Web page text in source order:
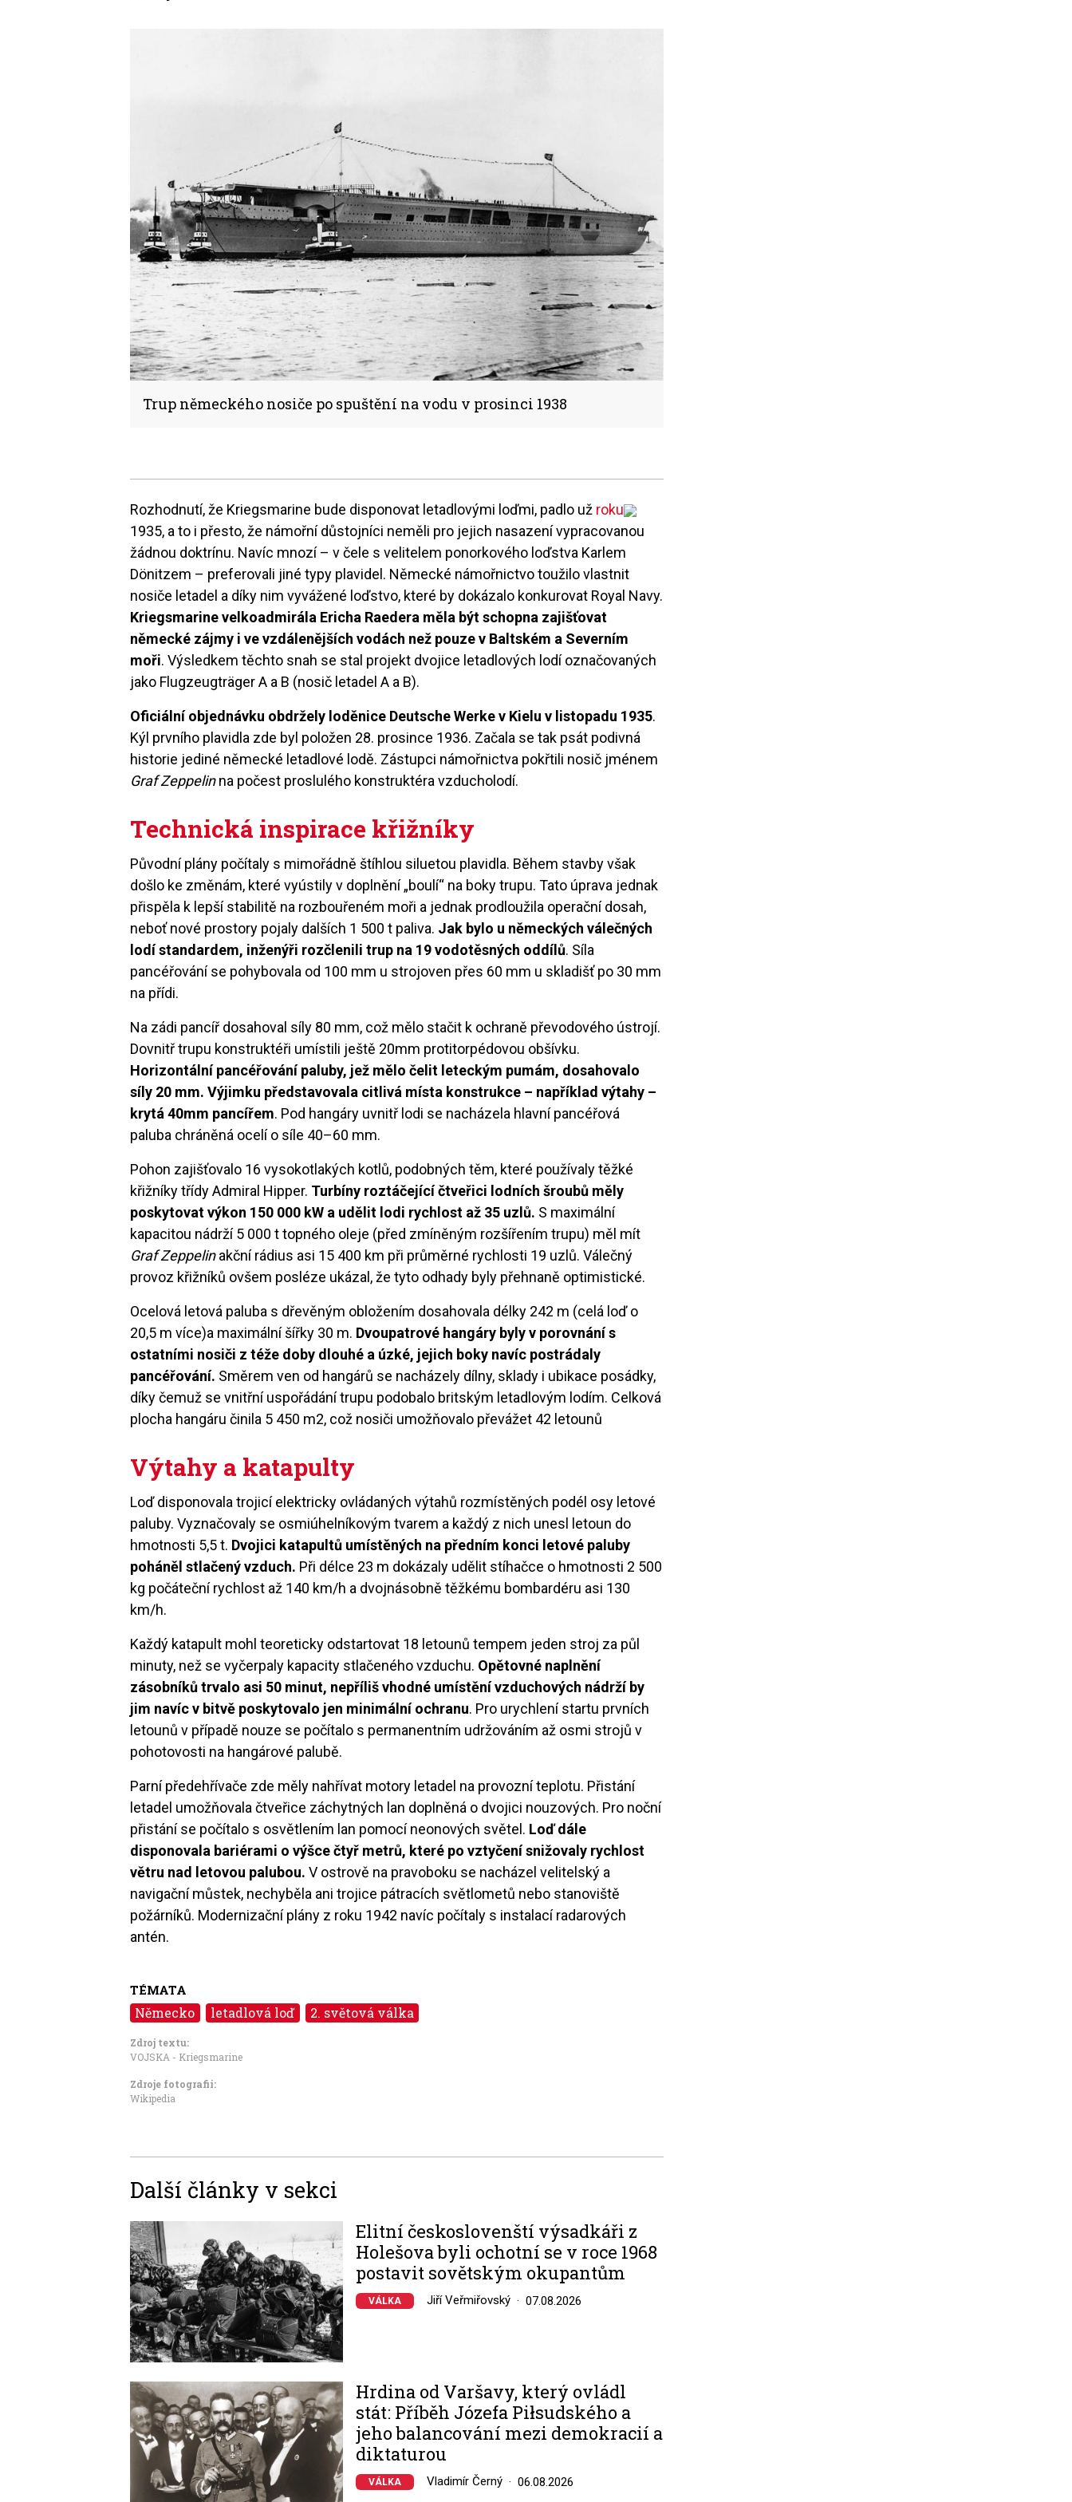
Trup německého nosiče po spuštění na vodu v prosinci 1938
Rozhodnutí, že Kriegsmarine bude disponovat letadlovými loďmi, padlo už roku
1935, a to i přesto, že námořní důstojníci neměli pro jejich nasazení vypracovanou
žádnou doktrínu. Navíc mnozí – v čele s velitelem ponorkového loďstva Karlem
Dönitzem – preferovali jiné typy plavidel. Německé námořnictvo toužilo vlastnit
nosiče letadel a díky nim vyvážené loďstvo, které by dokázalo konkurovat Royal Navy.
Kriegsmarine velkoadmirála Ericha Raedera měla být schopna zajišťovat
německé zájmy i ve vzdálenějších vodách než pouze v Baltském a Severním
moři. Výsledkem těchto snah se stal projekt dvojice letadlových lodí označovaných
jako Flugzeugträger A a B (nosič letadel A a B).
Oficiální objednávku obdržely loděnice Deutsche Werke v Kielu v listopadu 1935.
Kýl prvního plavidla zde byl položen 28. prosince 1936. Začala se tak psát podivná
historie jediné německé letadlové lodě. Zástupci námořnictva pokřtili nosič jménem
Graf Zeppelinna počest proslulého konstruktéra vzducholodí.
Technická inspirace křižníky
Původní plány počítaly s mimořádně štíhlou siluetou plavidla. Během stavby však
došlo ke změnám, které vyústily v doplnění „boulí“ na boky trupu. Tato úprava jednak
přispěla k lepší stabilitě na rozbouřeném moři a jednak prodloužila operační dosah,
neboť nové prostory pojaly dalších 1 500 t paliva. Jak bylo u německých válečných
lodí standardem, inženýři rozčlenili trup na 19 vodotěsných oddílů. Síla
pancéřování se pohybovala od 100 mm u strojoven přes 60 mm u skladišť po 30 mm
na přídi.
Na zádi pancíř dosahoval síly 80 mm, což mělo stačit k ochraně převodového ústrojí.
Dovnitř trupu konstruktéři umístili ještě 20mm protitorpédovou obšívku.
Horizontální pancéřování paluby, jež mělo čelit leteckým pumám, dosahovalo
síly 20 mm. Výjimku představovala citlivá místa konstrukce – například výtahy –
krytá 40mm pancířem. Pod hangáry uvnitř lodi se nacházela hlavní pancéřová
paluba chráněná ocelí o síle 40–60 mm.
Pohon zajišťovalo 16 vysokotlakých kotlů, podobných těm, které používaly těžké
křižníky třídy Admiral Hipper. Turbíny roztáčející čtveřici lodních šroubů měly
poskytovat výkon 150 000 kW a udělit lodi rychlost až 35 uzlů. S maximální
kapacitou nádrží 5 000 t topného oleje (před zmíněným rozšířením trupu) měl mít
Graf Zeppelinakční rádius asi 15 400 km při průměrné rychlosti 19 uzlů. Válečný
provoz křižníků ovšem posléze ukázal, že tyto odhady byly přehnaně optimistické.
Ocelová letová paluba s dřevěným obložením dosahovala délky 242 m (celá loď o
20,5 m více)a maximální šířky 30 m. Dvoupatrové hangáry byly v porovnání s
ostatními nosiči z téže doby dlouhé a úzké, jejich boky navíc postrádaly
pancéřování. Směrem ven od hangárů se nacházely dílny, sklady i ubikace posádky,
díky čemuž se vnitřní uspořádání trupu podobalo britským letadlovým lodím. Celková
plocha hangáru činila 5 450 m2, což nosiči umožňovalo převážet 42 letounů
Výtahy a katapulty
Loď disponovala trojicí elektricky ovládaných výtahů rozmístěných podél osy letové
paluby. Vyznačovaly se osmiúhelníkovým tvarem a každý z nich unesl letoun do
hmotnosti 5,5 t. Dvojici katapultů umístěných na předním konci letové paluby
poháněl stlačený vzduch. Při délce 23 m dokázaly udělit stíhačce o hmotnosti 2 500
kg počáteční rychlost až 140 km/h a dvojnásobně těžkému bombardéru asi 130
km/h.
Každý katapult mohl teoreticky odstartovat 18 letounů tempem jeden stroj za půl
minuty, než se vyčerpaly kapacity stlačeného vzduchu. Opětovné naplnění
zásobníků trvalo asi 50 minut, nepříliš vhodné umístění vzduchových nádrží by
jim navíc v bitvě poskytovalo jen minimální ochranu. Pro urychlení startu prvních
letounů v případě nouze se počítalo s permanentním udržováním až osmi strojů v
pohotovosti na hangárové palubě.
Parní předehřívače zde měly nahřívat motory letadel na provozní teplotu. Přistání
letadel umožňovala čtveřice záchytných lan doplněná o dvojici nouzových. Pro noční
přistání se počítalo s osvětlením lan pomocí neonových světel. Loď dále
disponovala bariérami o výšce čtyř metrů, které po vztyčení snižovaly rychlost
větru nad letovou palubou. V ostrově na pravoboku se nacházel velitelský a
navigační můstek, nechyběla ani trojice pátracích světlometů nebo stanoviště
požárníků. Modernizační plány z roku 1942 navíc počítaly s instalací radarových
antén.
TÉMATA
Německo letadlová loď 2. světová válka
Zdroj textu:
VOJSKA - Kriegsmarine
Zdroje fotografii:
Wikipedia
Další články v sekci
Image
Elitní českoslovenští výsadkáři z
Holešova byli ochotní se v roce 1968
postavit sovětským okupantům
VÁLKA Jiří Veřmiřovský 07.08.2026
Image
Hrdina od Varšavy, který ovládl
stát: Příběh Józefa Piłsudského a
jeho balancování mezi demokracií a
diktaturou
VÁLKA Vladimír Černý 06.08.2026